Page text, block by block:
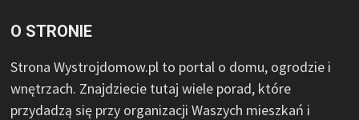
O STRONIE
Strona Wystrojdomow.pl to portal o domu, ogrodzie i
wnętrzach. Znajdziecie tutaj wiele porad, które
przydadzą się przy organizacji Waszych mieszkań i